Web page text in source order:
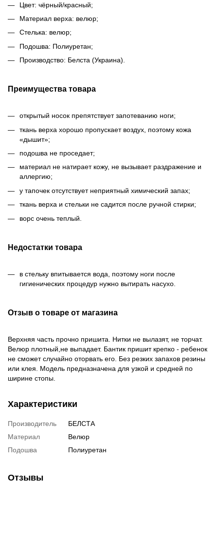
Цвет: чёрный/красный;
Материал верха: велюр;
Стелька: велюр;
Подошва: Полиуретан;
Производство: Белста (Украина).
Преимущества товара
открытый носок препятствует запотеванию ноги;
ткань верха хорошо пропускает воздух, поэтому кожа
«дышит»;
подошва не проседает;
материал не натирает кожу, не вызывает раздражение и
аллергию;
у тапочек отсутствует неприятный химический запах;
ткань верха и стельки не садится после ручной стирки;
ворс очень теплый.
Недостатки товара
в стельку впитывается вода, поэтому ноги после
гигиенических процедур нужно вытирать насухо.
Отзыв о товаре от магазина
Верхняя часть прочно пришита. Нитки не вылазят, не торчат.
Велюр плотный,не выпадает. Бантик пришит крепко - ребенок
не сможет случайно оторвать его. Без резких запахов резины
или клея. Модель предназначена для узкой и средней по
ширине стопы.
Характеристики
Производитель
БЕЛСТА
Материал
Велюр
Подошва
Полиуретан
Отзывы